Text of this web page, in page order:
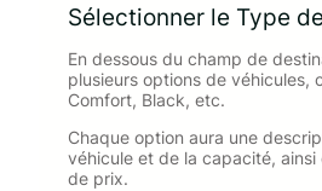
Sélectionner le Type
En dessous du champ de
plusieurs options de véhicules,
Comfort, Black, etc.
Chaque option aura une
véhicule et de la capacité, ainsi
de prix.